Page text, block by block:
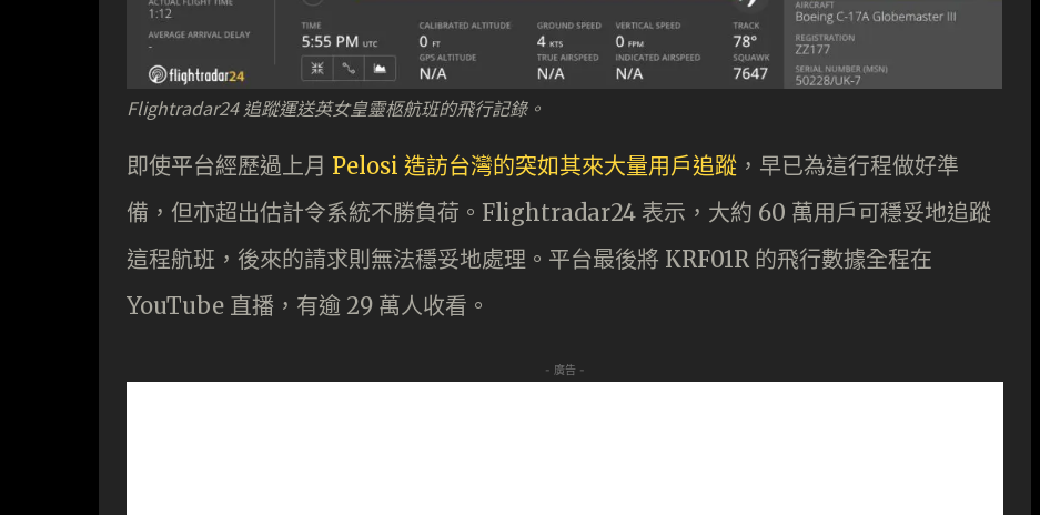
Flightradar24 追蹤運送英女皇靈柩航班的飛行記錄。
即使平台經歷過上月 Pelosi 造訪台灣的突如其來大量用戶追蹤 ，早已為這行程做好準
備，但亦超出估計令系統不勝負荷。Flightradar24 表示，大約 60 萬用戶可穩妥地追蹤
這程航班，後來的請求則無法穩妥地處理。平台最後將 KRF01R 的飛行數據全程在
YouTube 直播，有逾 29 萬人收看。
- 廣告 -